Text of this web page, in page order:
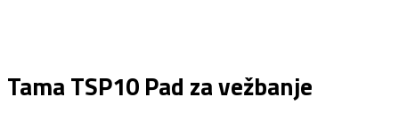
Tama TSP10 Pad za vežbanje